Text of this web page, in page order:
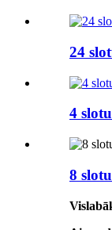
24
4
8